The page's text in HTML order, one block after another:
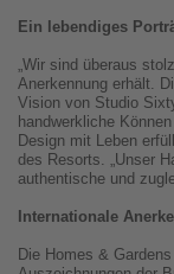
Ein lebendiges
„Wir sind überaus
Anerkennung erhält.
Vision von Studio
handwerkliche
Design mit Leben
des Resorts. „Unser
authentische und
Internationale
Die Homes &